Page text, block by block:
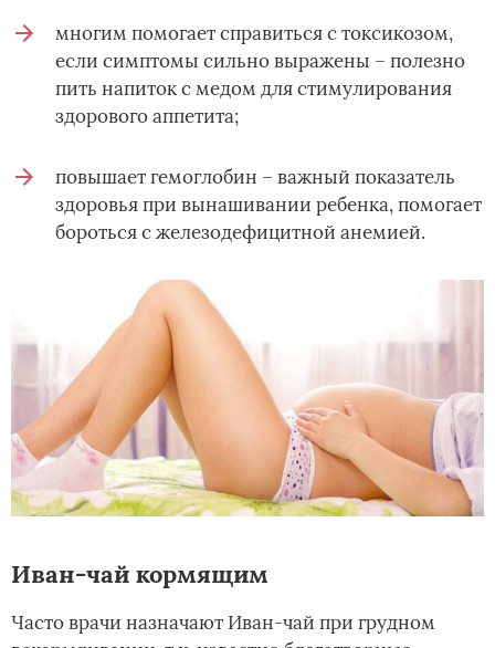
многим помогает справиться с токсикозом,
если симптомы сильно выражены – полезно
пить напиток с медом для стимулирования
здорового аппетита;
повышает гемоглобин – важный показатель
здоровья при вынашивании ребенка, помогает
бороться с железодефицитной анемией.
Иван-чай кормящим
Часто врачи назначают Иван-чай при грудном